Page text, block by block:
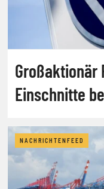
Großaktionär
Einschnitte
NACHRICHTENFEED